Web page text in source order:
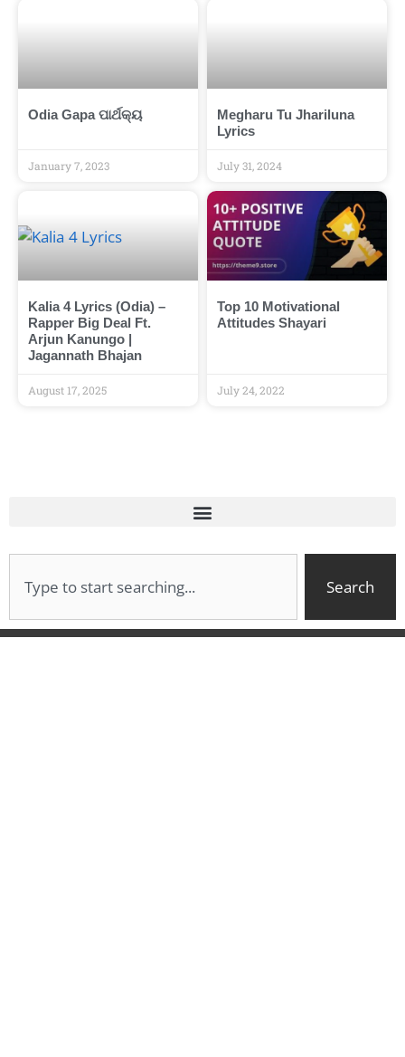
Odia Gapa ପାର୍ଥକ୍ୟ
January 7, 2023
Megharu Tu Jhariluna
Lyrics
July 31, 2024
Kalia 4 Lyrics (Odia) –
Rapper Big Deal Ft.
Arjun Kanungo |
Jagannath Bhajan
August 17, 2025
Top 10 Motivational
Attitudes Shayari
July 24, 2022
Search